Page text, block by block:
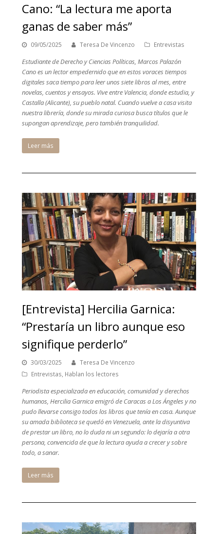
Cano: “La lectura me aporta
ganas de saber más”
09/05/2025 Teresa De Vincenzo Entrevistas
Estudiante de Derecho y Ciencias Políticas, Marcos Palazón
Cano es un lector empedernido que en estos voraces tiempos
digitales saca tiempo para leer unos siete libros al mes, entre
novelas, cuentos y ensayos. Vive entre Valencia, donde estudia, y
Castalla (Alicante), su pueblo natal. Cuando vuelve a casa visita
nuestra librería, donde su mirada curiosa busca títulos que le
supongan aprendizaje, pero también tranquilidad.
Leer más
[Entrevista] Hercilia Garnica:
“Prestaría un libro aunque eso
signifique perderlo”
30/03/2025
Teresa De Vincenzo
Entrevistas, Hablan los lectores
Periodista especializada en educación, comunidad y derechos
humanos, Hercilia Garnica emigró de Caracas a Los Ángeles y no
pudo llevarse consigo todos los libros que tenía en casa. Aunque
su amada biblioteca se quedó en Venezuela, ante la disyuntiva
de prestar un libro, no lo duda ni un segundo: lo dejaría a otra
persona, convencida de que la lectura ayuda a crecer y sobre
todo, a sanar.
Leer más